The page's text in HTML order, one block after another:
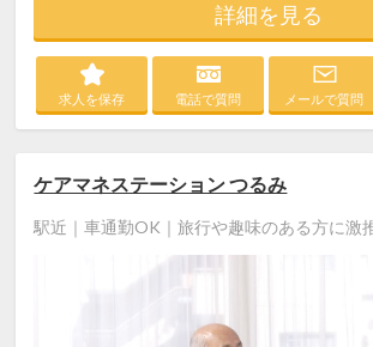
詳細を見る
求人を保存 電話で質問 メールで質問
ケアマネステーション つるみ
駅近｜車通勤OK｜旅行や趣味のある方に激